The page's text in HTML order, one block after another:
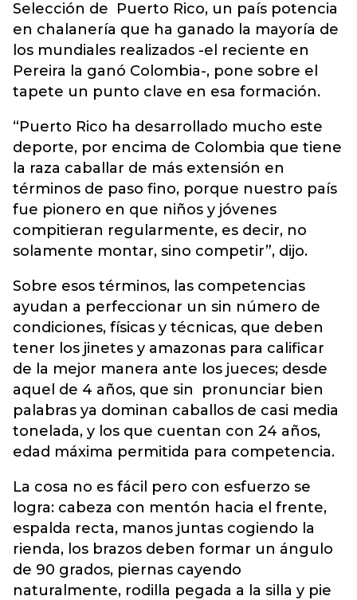
Selección de Puerto Rico, un país potencia
en chalanería que ha ganado la mayoría de
los mundiales realizados -el reciente en
Pereira la ganó Colombia-, pone sobre el
tapete un punto clave en esa formación.
“Puerto Rico ha desarrollado mucho este
deporte, por encima de Colombia que tiene
la raza caballar de más extensión en
términos de paso fino, porque nuestro país
fue pionero en que niños y jóvenes
compitieran regularmente, es decir, no
solamente montar, sino competir”, dijo.
Sobre esos términos, las competencias
ayudan a perfeccionar un sin número de
condiciones, físicas y técnicas, que deben
tener los jinetes y amazonas para calificar
de la mejor manera ante los jueces; desde
aquel de 4 años, que sin pronunciar bien
palabras ya dominan caballos de casi media
tonelada, y los que cuentan con 24 años,
edad máxima permitida para competencia.
La cosa no es fácil pero con esfuerzo se
logra: cabeza con mentón hacia el frente,
espalda recta, manos juntas cogiendo la
rienda, los brazos deben formar un ángulo
de 90 grados, piernas cayendo
naturalmente, rodilla pegada a la silla y pie